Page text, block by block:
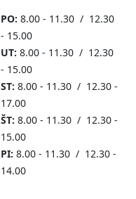
PO: 8.00 - 11.30 / 12.30
- 15.00
UT: 8.00 - 11.30 / 12.30
- 15.00
ST: 8.00 - 11.30 / 12.30 -
17.00
ŠT: 8.00 - 11.30 / 12.30 -
15.00
PI: 8.00 - 11.30 / 12.30 -
14.00